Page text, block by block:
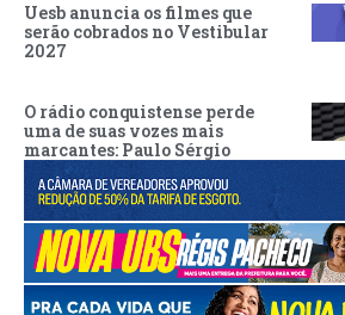
Uesb anuncia os filmes que
serão cobrados no Vestibular
2027
O rádio conquistense perde
uma de suas vozes mais
marcantes: Paulo Sérgio